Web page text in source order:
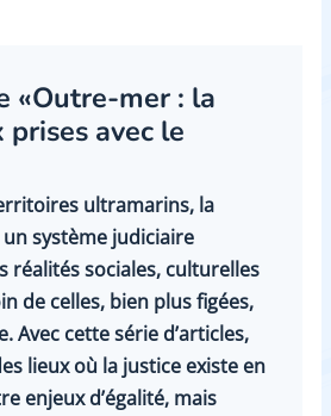
«Outre-mer : la
avec le
ultramarins, la
système judiciaire
réalités sociales, culturelles
de celles, bien plus figées,
Avec cette série d’articles,
lieux où la justice existe en
enjeux d’égalité, mais